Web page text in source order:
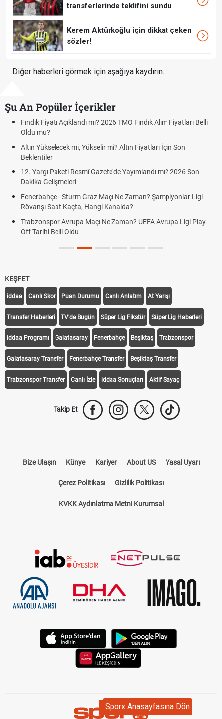
transferlerinde teklifini sundu
Kerem Aktürkoğlu için dikkat çeken
sözler!
Diğer haberleri görmek için aşağıya kaydırın.
Sporx Anasayfasına Dön
Sporx Anasayfasına Dön
Şu An Popüler İçerikler
Fındık Fiyatı Açıklandı mı? 2026 TMO Fındık Alım Fiyatları Belli
Oldu mu?
Altın Yükselecek mi, Yükselir mi? Altın Fiyatları İçin Son
Beklentiler
12. Yargı Paketi Resmî Gazete'de Yayımlandı mı? 2026 Son
Dakika Gelişmeleri
Fenerbahçe - Sturm Graz Maçı Ne Zaman? Şampiyonlar Ligi
Rövanşı Saat Kaçta, Hangi Kanalda?
Trabzonspor Avrupa Maçı Ne Zaman? UEFA Avrupa Ligi Play-
Off Tarihi Belli Oldu
KEŞFET
iddaa Canlı Skor Puan Durumu Canlı Anlatım At Yarışı
Transfer Haberleri TV'de Bugün Süper Lig Fikstür Süper Lig Haberleri
iddaa Programı Galatasaray Fenerbahçe Beşiktaş Trabzonspor
Galatasaray Transfer Fenerbahçe Transfer Beşiktaş Transfer
Trabzonspor Transfer Canlı İzle iddaa Sonuçları Aktif Sayaç
Takip Et
Bize Ulaşın Künye Kariyer About US Yasal Uyarı
Çerez Politikası Gizlilik Politikası
KVKK Aydınlatma Metni Kurumsal